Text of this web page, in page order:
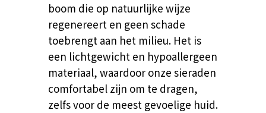
boom die op natuurlijke wijze
regenereert en geen schade
toebrengt aan het milieu. Het is
een lichtgewicht en hypoallergeen
materiaal, waardoor onze sieraden
comfortabel zijn om te dragen,
zelfs voor de meest gevoelige huid.